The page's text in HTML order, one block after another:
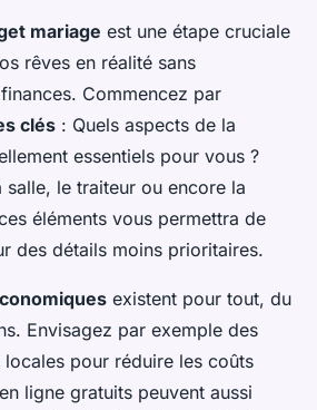
mariage est une étape cruciale
rêves en réalité sans
Commencez par
clés : Quels aspects de la
essentiels pour vous ?
salle, le traiteur ou encore la
éléments vous permettra de
des détails moins prioritaires.
existent pour tout, du
Envisagez par exemple des
pour réduire les coûts
ligne gratuits peuvent aussi